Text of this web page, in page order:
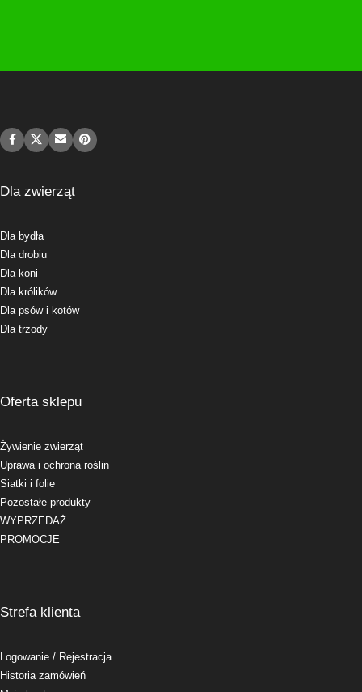
Dla zwierząt
Dla bydła
Dla drobiu
Dla koni
Dla królików
Dla psów i kotów
Dla trzody
Oferta sklepu
Żywienie zwierząt
Uprawa i ochrona roślin
Siatki i folie
Pozostałe produkty
WYPRZEDAŻ
PROMOCJE
Strefa klienta
Logowanie / Rejestracja
Historia zamówień